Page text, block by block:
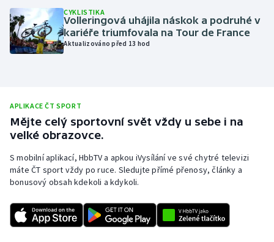
Motorsport
Olympijské hry
Plážový volejbal
Ragby
Rychlobruslení
Rychlostní kanoistika
CYKLISTIKA
Volleringová uhájila náskok a podruhé v
kariéře triumfovala na Tour de France
Aktualizováno před 13 hod
APLIKACE ČT SPORT
Mějte celý sportovní svět vždy u sebe i na
velké obrazovce.
S mobilní aplikací, HbbTV a apkou iVysílání ve své chytré televizi
máte ČT sport vždy po ruce. Sledujte přímé přenosy, články a
bonusový obsah kdekoli a kdykoli.